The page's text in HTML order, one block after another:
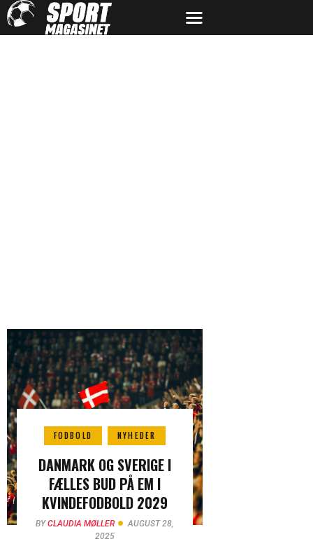
FODBOLD NYHEDER
DANMARK OG SVERIGE I
FÆLLES BUD PÅ EM I
KVINDEFODBOLD 2029
BYCLAUDIA MØLLER
AUGUST 28,
2025